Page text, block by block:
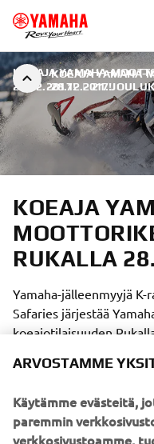
KOEAJA YAMAHA-
28.12.2017!
KOEAJA YAMAHA-
28.12.2017! | 21.
KOEAJA
RUKALLA
Yamaha-jälleenmyyjä
Safaries järjestää
koeajotilaisuuden
osoitteessa
ARVOSTAMME
Käytämme evästeitä,
paremmin
verkkosivustoamme,